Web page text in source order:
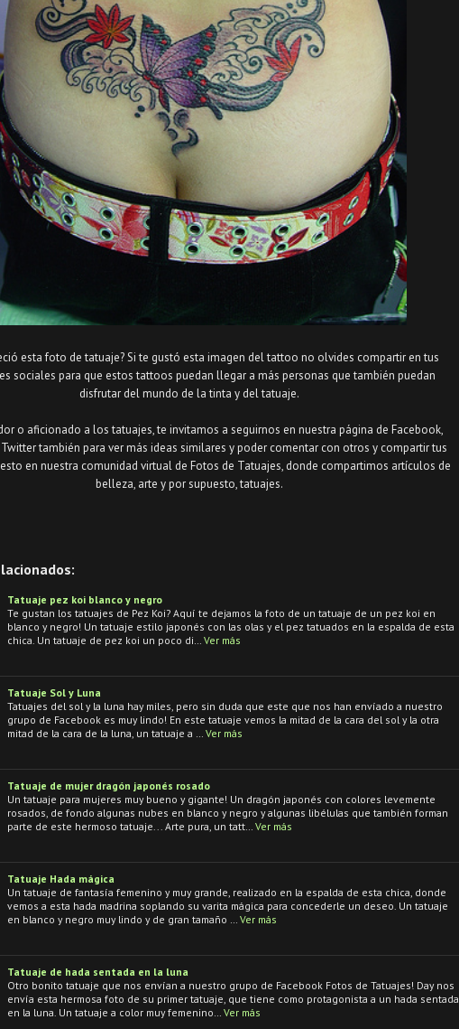
esta foto de tatuaje? Si te gustó esta imagen del tattoo no olvides compartir en tus
sociales para que estos tattoos puedan llegar a más personas que también puedan
disfrutar del mundo de la tinta y del tatuaje.
o aficionado a los tatuajes, te invitamos a seguirnos en nuestra página de Facebook,
también para ver más ideas similares y poder comentar con otros y compartir tus
en nuestra comunidad virtual de Fotos de Tatuajes, donde compartimos artículos de
belleza, arte y por supuesto, tatuajes.
Tatuaje pez koi blanco y negro
Te gustan los tatuajes de Pez Koi? Aquí te dejamos la foto de un tatuaje de un pez koi en
blanco y negro! Un tatuaje estilo japonés con las olas y el pez tatuados en la espalda de esta
chica. Un tatuaje de pez koi un poco di…
Ver más
Tatuaje Sol y Luna
Tatuajes del sol y la luna hay miles, pero sin duda que este que nos han envíado a nuestro
grupo de Facebook es muy lindo! En este tatuaje vemos la mitad de la cara del sol y la otra
mitad de la cara de la luna, un tatuaje a …
Ver más
Tatuaje de mujer dragón japonés rosado
Un tatuaje para mujeres muy bueno y gigante! Un dragón japonés con colores levemente
rosados, de fondo algunas nubes en blanco y negro y algunas libélulas que también forman
parte de este hermoso tatuaje... Arte pura, un tatt…
Ver más
Tatuaje Hada mágica
Un tatuaje de fantasía femenino y muy grande, realizado en la espalda de esta chica, donde
vemos a esta hada madrina soplando su varita mágica para concederle un deseo. Un tatuaje
en blanco y negro muy lindo y de gran tamaño …
Ver más
Tatuaje de hada sentada en la luna
Otro bonito tatuaje que nos envían a nuestro grupo de Facebook Fotos de Tatuajes! Day nos
envía esta hermosa foto de su primer tatuaje, que tiene como protagonista a un hada sentada
en la luna. Un tatuaje a color muy femenino…
Ver más